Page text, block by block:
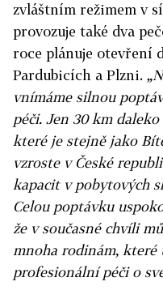
zvláštním režimem v
provozuje také dva
roce plánuje otevření
Pardubicích a Plzni.
vnímáme silnou
péči. Jen 30 km
které je stejně jako
vzroste v České
kapacit v pobytových
Celou poptávku
že v současné chvíli
mnoha rodinám,
profesionální péči o